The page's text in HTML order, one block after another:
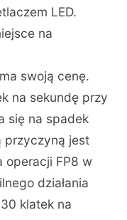
LED.
na
swoją cenę.
na sekundę przy
się na spadek
przyczyną jest
operacji FP8 w
działania
klatek na